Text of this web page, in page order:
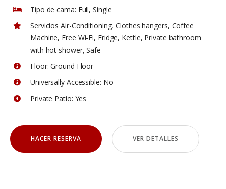
Tipo de cama: Full, Single
Servicios Air-Conditioning,Clothes hangers, Coffee
Machine, Free Wi-Fi, Fridge, Kettle, Private bathroom
with hot shower,Safe
Floor: Ground Floor
Universally Accessible: No
Private Patio: Yes
HACER RESERVA VER DETALLES